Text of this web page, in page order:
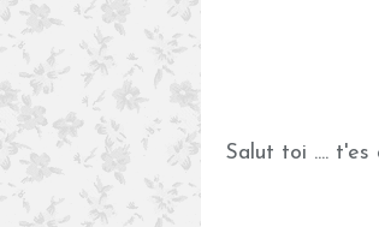
Salut toi ....